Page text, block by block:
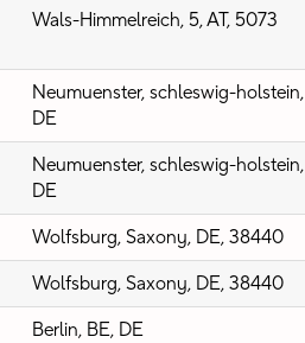
Wals-Himmelreich, 5, AT, 5073
Neumuenster, schleswig-holstein,
DE
Neumuenster, schleswig-holstein,
DE
Wolfsburg, Saxony, DE, 38440
Wolfsburg, Saxony, DE, 38440
Berlin, BE, DE